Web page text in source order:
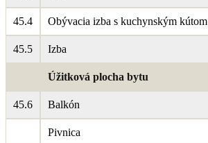
45.4 Obývacia izba s kuchynským kútom
45.5 Izba
Úžitková plocha bytu
45.6 Balkón
Pivnica